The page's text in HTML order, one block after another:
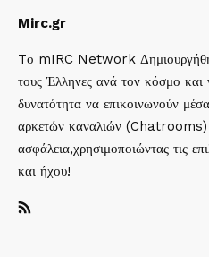
Mirc.gr
Tο mIRC Network
τους Έλληνες ανά τον κόσμο και
δυνατότητα να επικοινωνούν
αρκετών καναλιών (Chatrooms)
ασφάλεια,χρησιμοποιώντας τις
και ήχου!